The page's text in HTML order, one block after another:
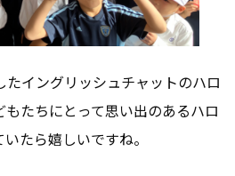
たイングリッシュチャットのハロ
たちにとって思い出のあるハロ
たら嬉しいですね。